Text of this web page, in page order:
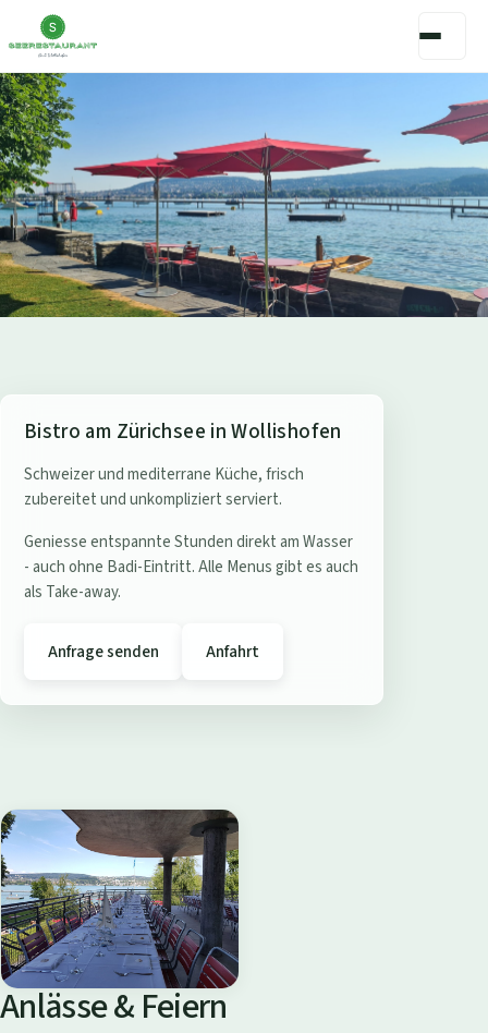
S
e
e
e
s
r
B
a
d
i
W
o
l
Bistro am Zürichsee in Wollishofen
Schweizer und mediterrane Küche, frisch
zubereitet und unkompliziert serviert.
Geniesse entspannte Stunden direkt am Wasser
- auch ohne Badi-Eintritt. Alle Menus gibt es auch
als Take-away.
Anfrage senden Anfahrt
Anlässe & Feiern